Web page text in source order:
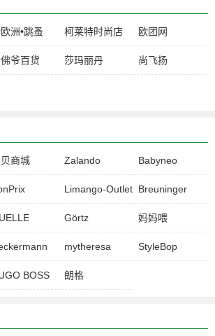
洲•跳蚤 柯莱特时尚店 欧团网
爷百货 莎玛丽丹 尚飞扬
商城 Zalando Babyneo
Limango-Outlet Breuninger
Görtz 妈妈喂
mytheresa StyleBop
BOSS 朗格